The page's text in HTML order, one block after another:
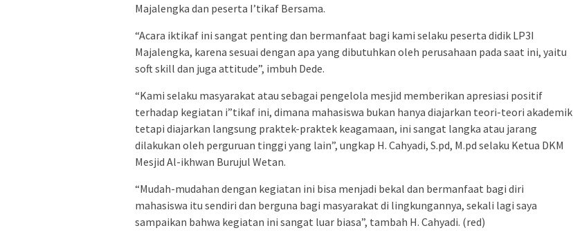
Majalengka dan peserta I’tikaf Bersama.
“Acara iktikaf ini sangat penting dan bermanfaat bagi kami selaku peserta didik LP3I
Majalengka, karena sesuai dengan apa yang dibutuhkan oleh perusahaan pada saat ini, yaitu
soft skill dan juga attitude”, imbuh Dede.
“Kami selaku masyarakat atau sebagai pengelola mesjid memberikan apresiasi positif
terhadap kegiatan i”tikaf ini, dimana mahasiswa bukan hanya diajarkan teori-teori akademik
tetapi diajarkan langsung praktek-praktek keagamaan, ini sangat langka atau jarang
dilakukan oleh perguruan tinggi yang lain”, ungkap H. Cahyadi, S.pd, M.pd selaku Ketua DKM
Mesjid Al-ikhwan Burujul Wetan.
“Mudah-mudahan dengan kegiatan ini bisa menjadi bekal dan bermanfaat bagi diri
mahasiswa itu sendiri dan berguna bagi masyarakat di lingkungannya, sekali lagi saya
sampaikan bahwa kegiatan ini sangat luar biasa”, tambah H. Cahyadi. (red)